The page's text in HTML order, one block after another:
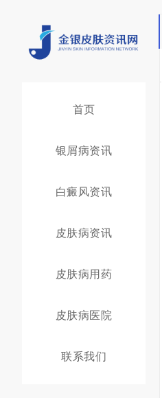
首页
银屑病资讯
白癜风资讯
皮肤病资讯
皮肤病用药
皮肤病医院
联系我们